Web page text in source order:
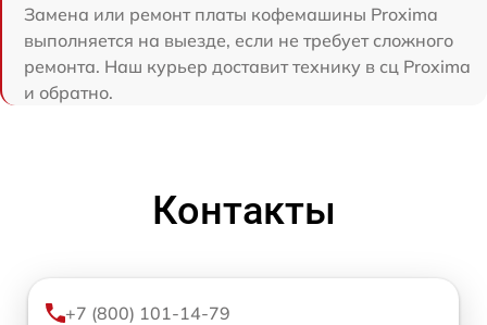
Замена или ремонт платы кофемашины Proxima
выполняется на выезде, если не требует сложного
ремонта. Наш курьер доставит технику в сц Proxima
и обратно.
Контакты
+7 (800) 101-14-79